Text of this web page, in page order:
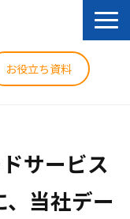
お役立ち資料
サービス
当社デー